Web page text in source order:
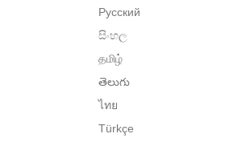
Русский
සිංහල
தமிழ்
తెలుగు
ไทย
Türkçe